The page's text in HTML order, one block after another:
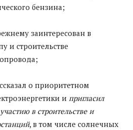
бензина;
заинтересован в
и строительстве
о приоритетном
и пригласил
в строительстве и
, в том числе солнечных